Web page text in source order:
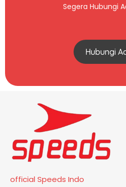
Segera Hubungi
Hubungi
official Speeds Indo